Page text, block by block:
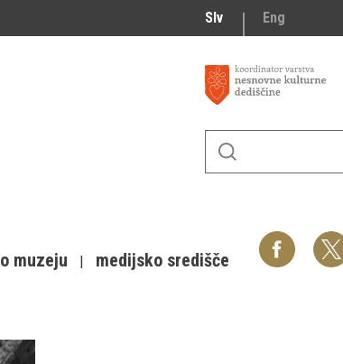
Slv Eng
o muzeju medijsko središče